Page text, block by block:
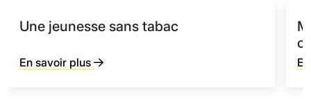
Une jeunesse sans tabac
En savoir plus